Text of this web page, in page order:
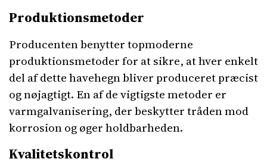
Produktionsmetoder
Producenten benytter topmoderne
produktionsmetoder for at sikre, at hver enkelt
del af dette havehegn bliver produceret præcist
og nøjagtigt. En af de vigtigste metoder er
varmgalvanisering, der beskytter tråden mod
korrosion og øger holdbarheden.
Kvalitetskontrol